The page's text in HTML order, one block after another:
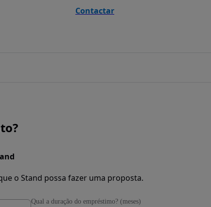
Contactar
o Stand possa fazer uma proposta.
Qual a duração do empréstimo? (meses)